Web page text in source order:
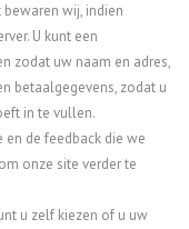
wij, indien
U kunt een
zodat uw naam en adres,
betaalgegevens, zodat u
in te vullen.
en de feedback die we
onze site verder te
u zelf kiezen of u uw